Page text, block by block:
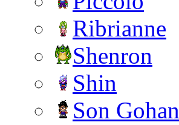
Ribrianne
Shenron
Shin
Son Gohan